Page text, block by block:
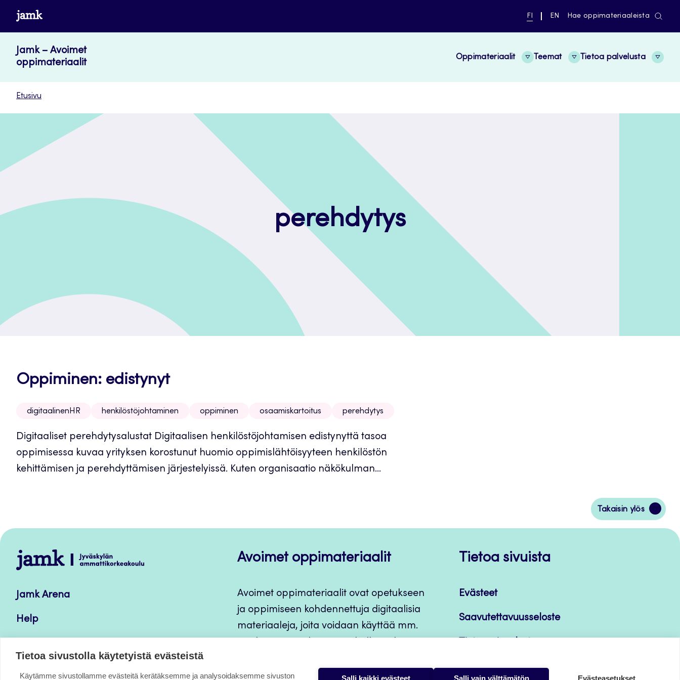
Siirry
sisältöön
www.jamk.fi
NYKYINEN
SUOMI
FI
VAIHDA
ENGLISH
EN Hae oppimateriaaleista
Jamk – Avoimet
oppimateriaalit
Oppimateriaalit Teemat Tietoa palvelusta
Etusivu
perehdytys
Oppiminen: edistynyt
digitaalinenHR henkilöstöjohtaminen oppiminen osaamiskartoitus perehdytys
Digitaaliset perehdytysalustat Digitaalisen henkilöstöjohtamisen edistynyttä tasoa
oppimisessa kuvaa yrityksen korostunut huomio oppimislähtöisyyteen henkilöstön
kehittämisen ja perehdyttämisen järjestelyissä. Kuten organisaatio näkökulman...
Takaisin ylös
Siirry
takaisin
Jamk
–
Avoimet
Jamk Arena
Help
Avoimet oppimateriaalit
Avoimet oppimateriaalit ovat opetukseen
ja oppimiseen kohdennettuja digitaalisia
materiaaleja, joita voidaan käyttää mm.
Tietoa sivuista
Evästeet
Saavutettavuusseloste
Tietoa sivustolla käytetyistä evästeistä
Käytämme sivustollamme evästeitä kerätäksemme ja analysoidaksemme sivuston Salli kaikki evästeet Salli vain välttämätön Evästeasetukset